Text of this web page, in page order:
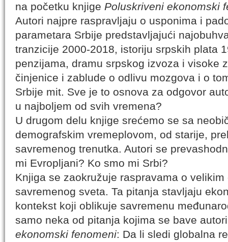
na početku knjige Poluskriveni ekonomski
Autori najpre raspravljaju o usponima i
parametara Srbije predstavljajući
tranzicije 2000-2018, istoriju srpskih plata
penzijama, dramu srpskog izvoza i visoke
činjenice i zablude o odlivu mozgova i o
Srbije mit. Sve je to osnova za odgovor
u najboljem od svih vremena?
U drugom delu knjige srećemo se sa
demografskim vremeplovom, od starije,
savremenog trenutka. Autori se
mi Evropljani? Ko smo mi Srbi?
Knjiga se zaokružuje raspravama o
savremenog sveta. Ta pitanja stavljaju
kontekst koji oblikuje savremenu
samo neka od pitanja kojima se bave
ekonomski fenomeni: Da li sledi globalna